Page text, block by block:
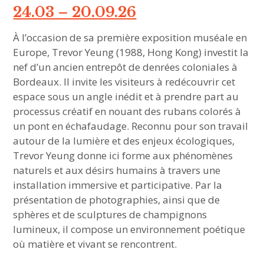
24.03 – 20.09.26
À l’occasion de sa première exposition muséale en
Europe, Trevor Yeung (1988, Hong Kong) investit la
nef d’un ancien entrepôt de denrées coloniales à
Bordeaux. Il invite les visiteurs à redécouvrir cet
espace sous un angle inédit et à prendre part au
processus créatif en nouant des rubans colorés à
un pont en échafaudage. Reconnu pour son travail
autour de la lumière et des enjeux écologiques,
Trevor Yeung donne ici forme aux phénomènes
naturels et aux désirs humains à travers une
installation immersive et participative. Par la
présentation de photographies, ainsi que de
sphères et de sculptures de champignons
lumineux, il compose un environnement poétique
où matière et vivant se rencontrent.